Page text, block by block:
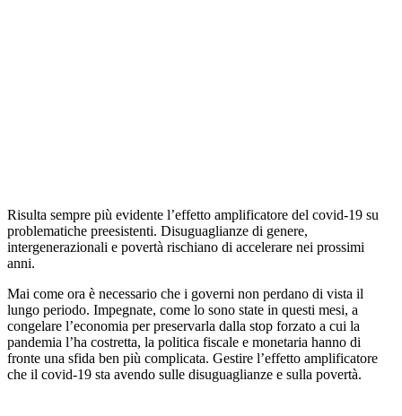
Risulta sempre più evidente l’effetto amplificatore del covid-19 su
problematiche preesistenti. Disuguaglianze di genere,
intergenerazionali e povertà rischiano di accelerare nei prossimi
anni.
Mai come ora è necessario che i governi non perdano di vista il
lungo periodo. Impegnate, come lo sono state in questi mesi, a
congelare l’economia per preservarla dalla stop forzato a cui la
pandemia l’ha costretta, la politica fiscale e monetaria hanno di
fronte una sfida ben più complicata. Gestire l’effetto amplificatore
che il covid-19 sta avendo sulle disuguaglianze e sulla povertà.